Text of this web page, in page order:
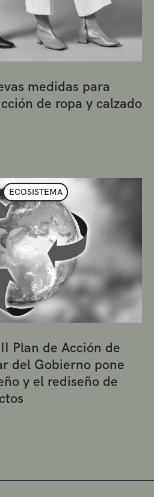
medidas para
de ropa y calzado
ECOSISTEMA
Plan de Acción de
del Gobierno pone
y el rediseño de